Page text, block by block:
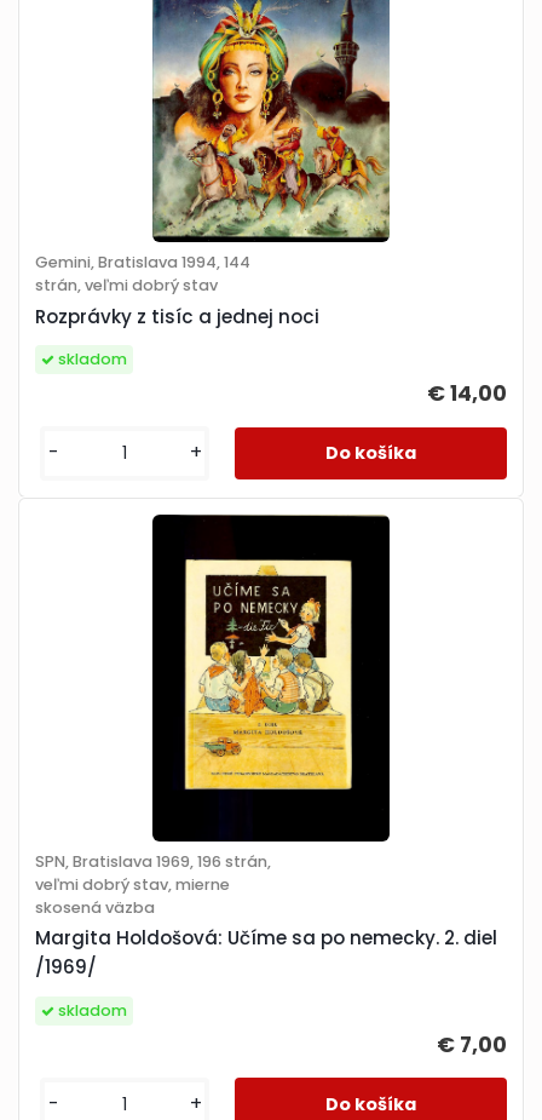
Rozprávky z tisíc a jednej noci
Gemini, Bratislava 1994, 144
strán, veľmi dobrý stav
€ 14,00
skladom
- +
Margita Holdošová: Učíme sa po nemecky. 2. diel
/1969/
SPN, Bratislava 1969, 196 strán,
veľmi dobrý stav, mierne
skosená väzba
€ 7,00
skladom
- +